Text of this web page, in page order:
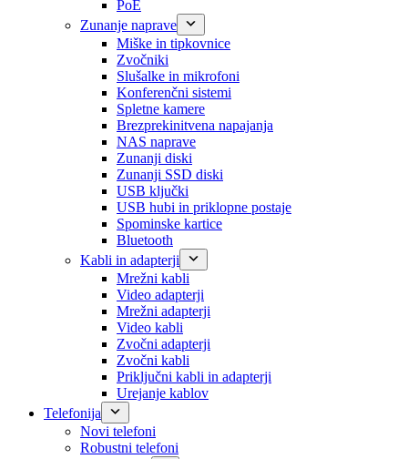
PoE
Zunanje naprave
Miške in tipkovnice
Zvočniki
Slušalke in mikrofoni
Konferenčni sistemi
Spletne kamere
Brezprekinitvena napajanja
NAS naprave
Zunanji diski
Zunanji SSD diski
USB ključki
USB hubi in priklopne postaje
Spominske kartice
Bluetooth
Kabli in adapterji
Mrežni kabli
Video adapterji
Mrežni adapterji
Video kabli
Zvočni adapterji
Zvočni kabli
Priključni kabli in adapterji
Urejanje kablov
Telefonija
Novi telefoni
Robustni telefoni